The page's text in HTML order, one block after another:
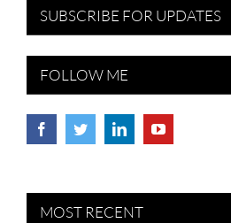
SUBSCRIBE FOR UPDATES
FOLLOW ME
MOST RECENT